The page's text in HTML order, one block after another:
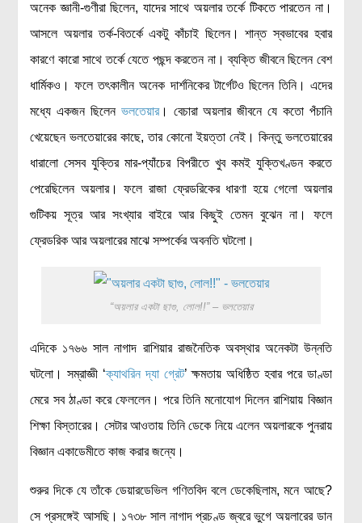
অনেক জ্ঞানী-গুণীরা ছিলেন, যাদের সাথে অয়লার তর্কে টিকতে পারতেন না।
আসলে অয়লার তর্ক-বিতর্কে একটু কাঁচাই ছিলেন। শান্ত স্বভাবের হবার
কারণে কারো সাথে তর্কে যেতে পছন্দ করতেন না। ব্যক্তি জীবনে ছিলেন বেশ
ধার্মিকও। ফলে তৎকালীন অনেক দার্শনিকের টার্গেটও ছিলেন তিনি। এদের
মধ্যে একজন ছিলেন ভলতেয়ার। বেচারা অয়লার জীবনে যে কতো পঁচানি
খেয়েছেন ভলতেয়ারের কাছে, তার কোনো ইয়ত্তা নেই। কিন্তু ভলতেয়ারের
ধারালো সেসব যুক্তির মার-প্যাঁচের বিপরীতে খুব কমই যুক্তিখণ্ডন করতে
পেরেছিলেন অয়লার। ফলে রাজা ফ্রেডরিকের ধারণা হয়ে গেলো অয়লার
গুটিকয় সূত্র আর সংখ্যার বাইরে আর কিছুই তেমন বুঝেন না। ফলে
ফ্রেডরিক আর অয়লারের মাঝে সম্পর্কের অবনতি ঘটলো।
“অয়লার একটা ছাগু, লোল!!” – ভলতেয়ার
এদিকে ১৭৬৬ সাল নাগাদ রাশিয়ার রাজনৈতিক অবস্থার অনেকটা উন্নতি
ঘটলো। সম্রাজ্ঞী ‘ক্যাথরিন দ্যা গ্রেট’ ক্ষমতায় অধিষ্ঠিত হবার পরে ডাণ্ডা
মেরে সব ঠাণ্ডা করে ফেললেন। পরে তিনি মনোযোগ দিলেন রাশিয়ায় বিজ্ঞান
শিক্ষা বিস্তারের। সেটার আওতায় তিনি ডেকে নিয়ে এলেন অয়লারকে পুনরায়
বিজ্ঞান একাডেমীতে কাজ করার জন্যে।
শুরুর দিকে যে তাঁকে ডেয়ারডেভিল গণিতবিদ বলে ডেকেছিলাম, মনে আছে?
সে প্রসঙ্গেই আসছি। ১৭৩৮ সাল নাগাদ প্রচণ্ড জ্বরে ভুগে অয়লারের ডান